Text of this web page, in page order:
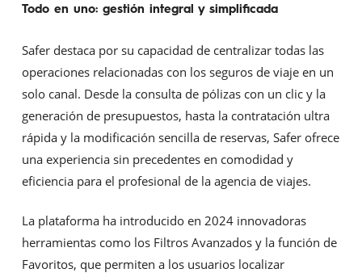
Todo en uno: gestión integral y simplificada
Safer destaca por su capacidad de centralizar todas las
operaciones relacionadas con los seguros de viaje en un
solo canal. Desde la consulta de pólizas con un clic y la
generación de presupuestos, hasta la contratación ultra
rápida y la modificación sencilla de reservas, Safer ofrece
una experiencia sin precedentes en comodidad y
eficiencia para el profesional de la agencia de viajes.
La plataforma ha introducido en 2024 innovadoras
herramientas como los Filtros Avanzados y la función de
Favoritos, que permiten a los usuarios localizar